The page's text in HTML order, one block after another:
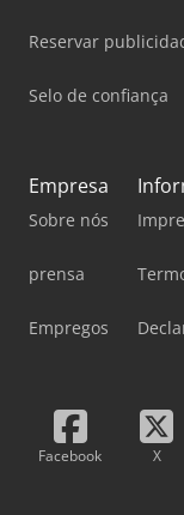
Reservar
Selo de confiança
Empresa
Sobre nós
prensa
Empregos
Facebook X